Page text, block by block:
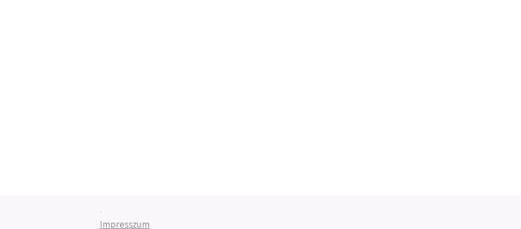
.
Impresszum